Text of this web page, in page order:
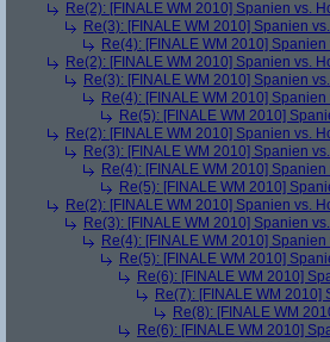
Re(2): [FINALE WM 2010] Spanien vs.
Re(3): [FINALE WM 2010] Spanien
Re(4): [FINALE WM 2010] Spanien
Re(2): [FINALE WM 2010] Spanien vs.
Re(3): [FINALE WM 2010] Spanien
Re(4): [FINALE WM 2010] Spanien
Re(5): [FINALE WM 2010]
Re(2): [FINALE WM 2010] Spanien vs.
Re(3): [FINALE WM 2010] Spanien
Re(4): [FINALE WM 2010] Spanien
Re(5): [FINALE WM 2010]
Re(2): [FINALE WM 2010] Spanien vs.
Re(3): [FINALE WM 2010] Spanien
Re(4): [FINALE WM 2010] Spanien
Re(5): [FINALE WM 2010]
Re(6): [FINALE WM 2010]
Re(7): [FINALE WM 2010]
Re(8): [FINALE WM
Re(6): [FINALE WM 2010]